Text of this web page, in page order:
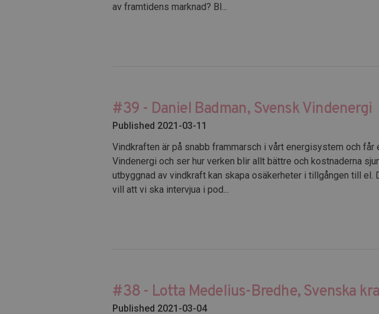
av framtidens marknad? Bl...
#39 - Daniel Badman, Svensk Vindenergi
Published 2021-03-11
Vindkraften är på snabb frammarsch i vårt energisystem och
Vindenergi och ser hur verken blir allt bättre och kostnaderna
utbyggnad av vindkraft kan skapa osäkerheter i tillgången till
vill att vi ska intervjua i pod...
#38 - Lotta Medelius-Bredhe, Svenska
Published 2021-03-04